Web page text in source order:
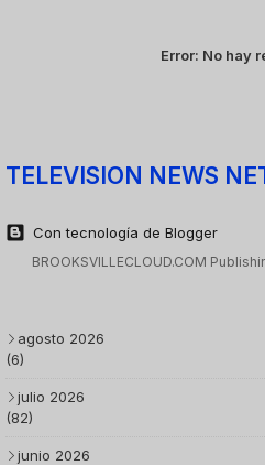
Error: No hay
TELEVISION NEWS
Con tecnología de Blogger
BROOKSVILLECLOUD.COM
agosto 2026
(6)
julio 2026
(82)
junio 2026